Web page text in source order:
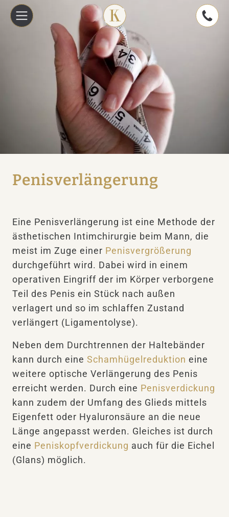
Penisverlängerung
Eine Penisverlängerung ist eine Methode der
ästhetischen Intimchirurgie beim Mann, die
meist im Zuge einer Penisvergrößerung
durchgeführt wird. Dabei wird in einem
operativen Eingriff der im Körper verborgene
Teil des Penis ein Stück nach außen
verlagert und so im schlaffen Zustand
verlängert (Ligamentolyse).
Neben dem Durchtrennen der Haltebänder
kann durch eine Schamhügelreduktion eine
weitere optische Verlängerung des Penis
erreicht werden. Durch eine Penisverdickung
kann zudem der Umfang des Glieds mittels
Eigenfett oder Hyaluronsäure an die neue
Länge angepasst werden. Gleiches ist durch
eine Peniskopfverdickung auch für die Eichel
(Glans) möglich.